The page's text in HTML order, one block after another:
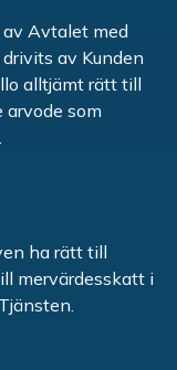
av Avtalet med
av Kunden
alltjämt rätt till
arvode som
ha rätt till
mervärdesskatt i